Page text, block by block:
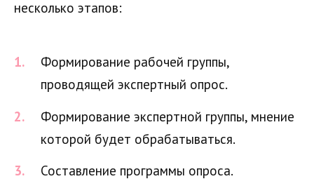
несколько этапов:
Формирование рабочей группы,
проводящей экспертный опрос.
Формирование экспертной группы, мнение
которой будет обрабатываться.
Составление программы опроса.